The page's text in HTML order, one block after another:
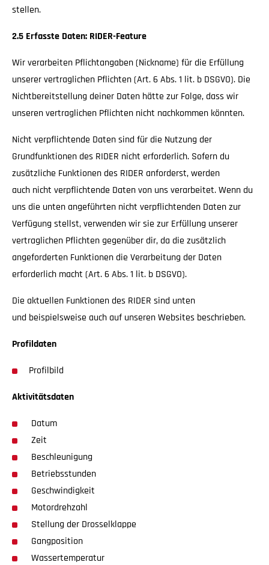
stellen.
2.5 Erfasste Daten: RIDER-Feature
Wir verarbeiten Pflichtangaben (Nickname) für die Erfüllung
unserer vertraglichen Pflichten (Art. 6 Abs. 1 lit. b DSGVO). Die
Nichtbereitstellung deiner Daten hätte zur Folge, dass wir
unseren vertraglichen Pflichten nicht nachkommen könnten.
Nicht verpflichtende Daten sind für die Nutzung der
Grundfunktionen des RIDER nicht erforderlich. Sofern du
zusätzliche Funktionen des RIDER anforderst, werden
auch nicht verpflichtende Daten von uns verarbeitet. Wenn du
uns die unten angeführten nicht verpflichtenden Daten zur
Verfügung stellst, verwenden wir sie zur Erfüllung unserer
vertraglichen Pflichten gegenüber dir, da die zusätzlich
angeforderten Funktionen die Verarbeitung der Daten
erforderlich macht (Art. 6 Abs. 1 lit. b DSGVO).
Die aktuellen Funktionen des RIDER sind unten
und beispielsweise auch auf unseren Websites beschrieben.
Profildaten
Profilbild
Aktivitätsdaten
Datum
Zeit
Beschleunigung
Betriebsstunden
Geschwindigkeit
Motordrehzahl
Stellung der Drosselklappe
Gangposition
Wassertemperatur